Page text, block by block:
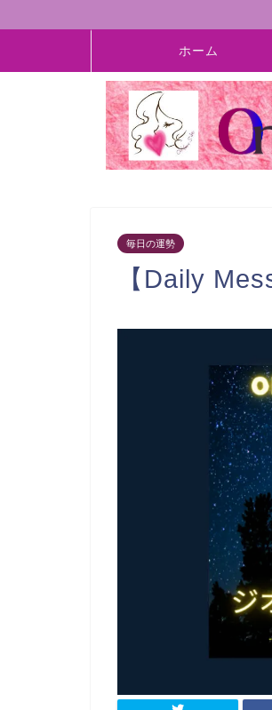
ホーム
毎日の運勢
【Daily